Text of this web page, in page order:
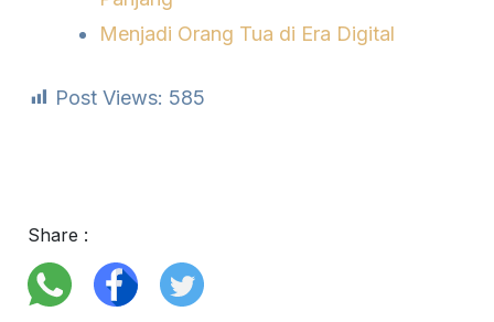
Menjadi Orang Tua di Era Digital
Post Views: 585
Share :